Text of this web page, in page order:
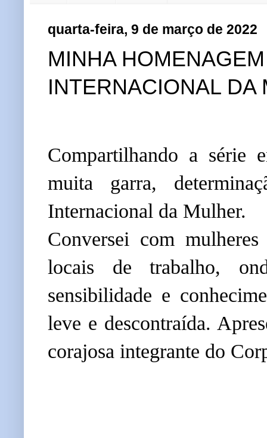
quarta-feira, 9 de março de 2022
MINHA
INTERNACIONAL DA
Compartilhando a série
muita garra,
Internacional da Mulher.
Conversei com
locais de trabalho,
sensibilidade e
leve e descontraída. A
corajosa integrante do